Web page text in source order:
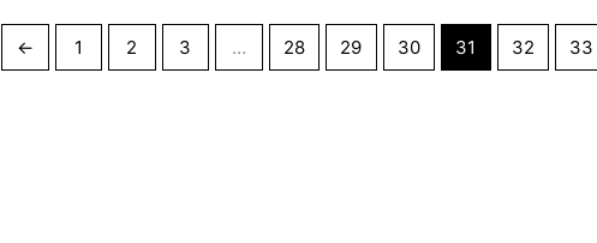
← 1 2 3 … 28 29 30 31 32 33